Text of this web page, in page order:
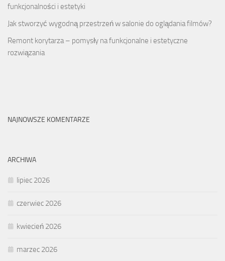
funkcjonalności i estetyki
Jak stworzyć wygodną przestrzeń w salonie do oglądania filmów?
Remont korytarza – pomysły na funkcjonalne i estetyczne
rozwiązania
NAJNOWSZE KOMENTARZE
ARCHIWA
lipiec 2026
czerwiec 2026
kwiecień 2026
marzec 2026